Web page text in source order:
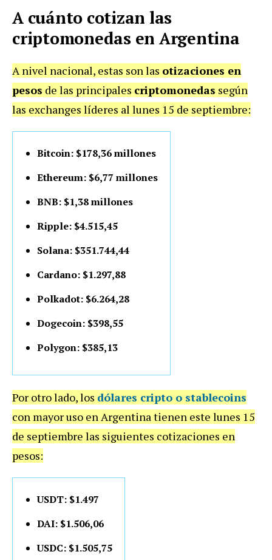
A cuánto cotizan las
criptomonedas en Argentina
A nivel nacional, estas son las otizaciones en
pesos de las principales criptomonedas según
las exchanges líderes al lunes 15 de septiembre:
Bitcoin: $178,36 millones
Ethereum: $6,77 millones
BNB: $1,38 millones
Ripple: $4.515,45
Solana: $351.744,44
Cardano: $1.297,88
Polkadot: $6.264,28
Dogecoin: $398,55
Polygon: $385,13
Por otro lado, los dólares cripto o stablecoins
con mayor uso en Argentina tienen este lunes 15
de septiembre las siguientes cotizaciones en
pesos:
USDT: $1.497
DAI: $1.506,06
USDC: $1.505,75